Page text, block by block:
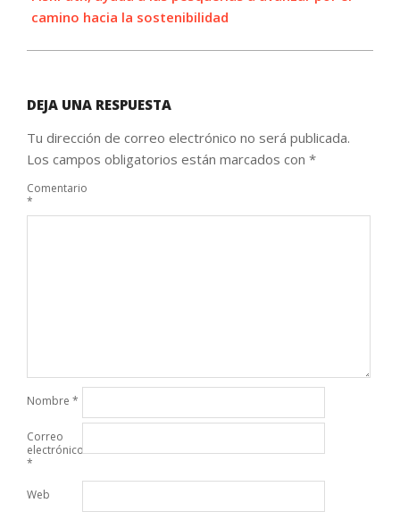
camino hacia la sostenibilidad
DEJA UNA RESPUESTA
Tu dirección de correo electrónico no será publicada.
Los campos obligatorios están marcados con *
Comentario
*
Nombre *
Correo
electrónico
*
Web